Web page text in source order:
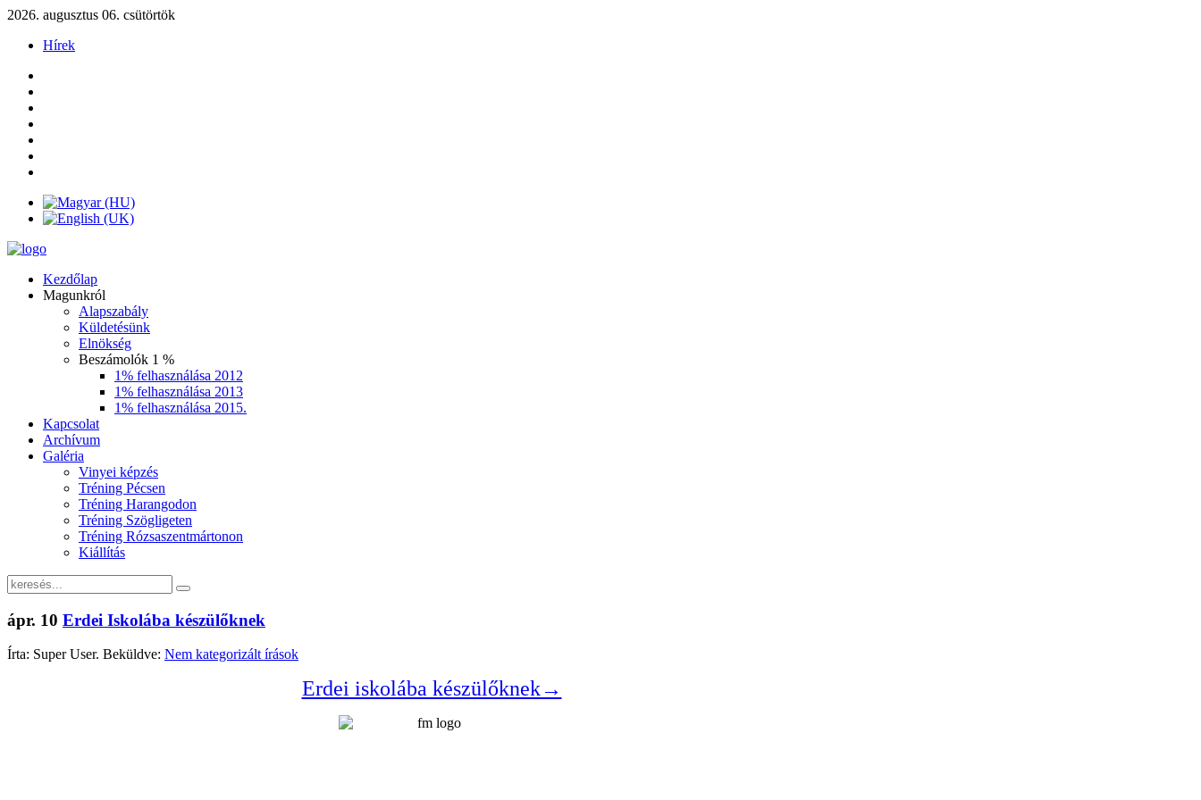
2026. augusztus 06. csütörtök
Hírek
Kezdőlap
Magunkról
Alapszabály
Küldetésünk
Elnökség
Beszámolók 1 %
1% felhasználása 2012
1% felhasználása 2013
1% felhasználása 2015.
Kapcsolat
Archívum
Galéria
Vinyei képzés
Tréning Pécsen
Tréning Harangodon
Tréning Szögligeten
Tréning Rózsaszentmártonon
Kiállítás
ápr. 10 Erdei Iskolába készülőknek
Írta: Super User. Beküldve: Nem kategorizált írások
Erdei iskolába készülőknek→